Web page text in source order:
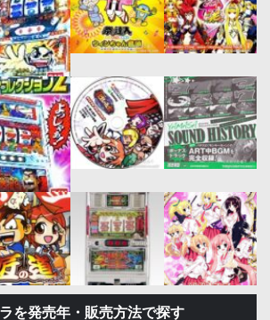
を発売年・販売方法で探す